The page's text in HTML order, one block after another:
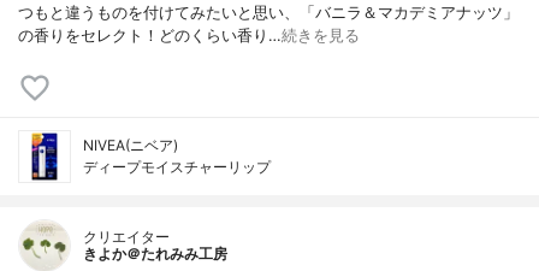
つもと違うものを付けてみたいと思い、「バニラ＆マカデミアナッツ」
の香りをセレクト！どのくらい香り…続きを見る
NIVEA(ニベア)
ディープモイスチャーリップ
クリエイター
きよか＠たれみみ工房